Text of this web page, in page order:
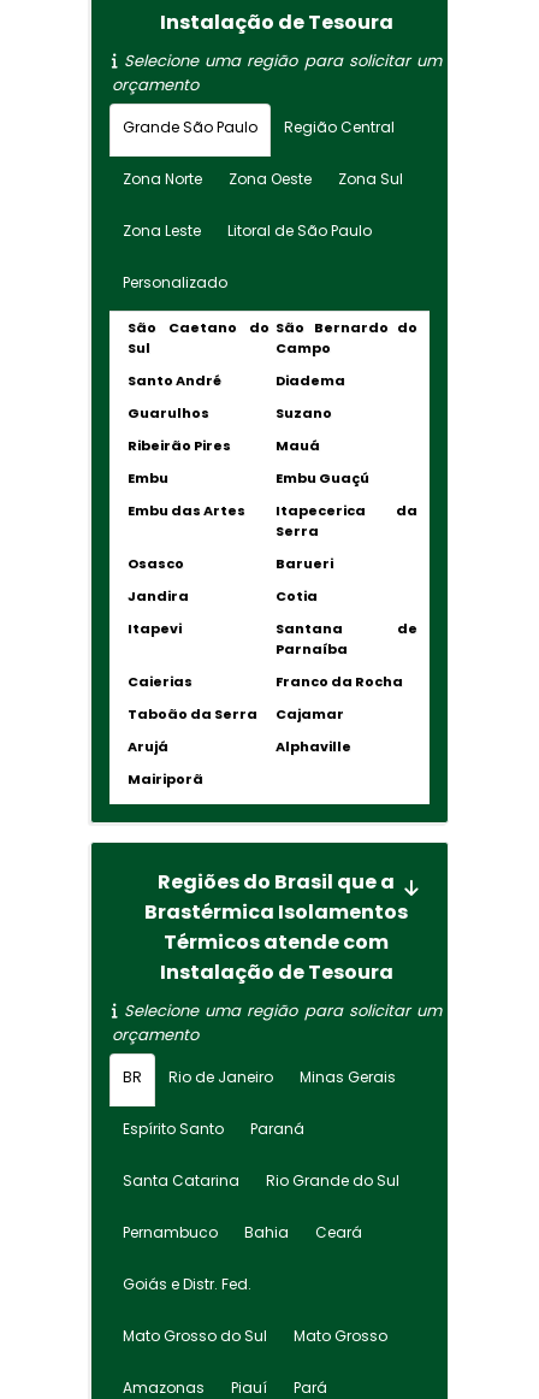
Instalação de Tesoura
Selecione uma região para solicitar um
orçamento
Grande São Paulo Região Central
Zona Norte Zona Oeste Zona Sul
Zona Leste Litoral de São Paulo
Personalizado
São Caetano do
Sul
São Bernardo do
Campo
Santo André
Diadema
Guarulhos
Suzano
Ribeirão Pires
Mauá
Embu
Embu Guaçú
Embu das Artes
Itapecerica da
Serra
Osasco
Barueri
Jandira
Cotia
Itapevi
Santana de
Parnaíba
Caierias
Franco da Rocha
Taboão da Serra
Cajamar
Arujá
Alphaville
Mairiporã
Regiões do Brasil que a
Brastérmica Isolamentos
Térmicos atende com
Instalação de Tesoura
Selecione uma região para solicitar um
orçamento
BR Rio de Janeiro Minas Gerais
Espírito Santo Paraná
Santa Catarina Rio Grande do Sul
Pernambuco Bahia Ceará
Goiás e Distr. Fed.
Mato Grosso do Sul Mato Grosso
Amazonas Piauí Pará